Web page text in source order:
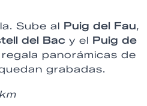
Sube al Puig del Fau,
del Bac y el Puig de
panorámicas de
grabadas.